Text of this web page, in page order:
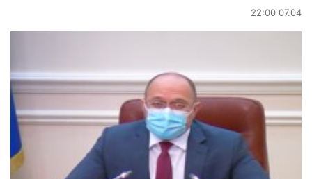
22:00 07.04